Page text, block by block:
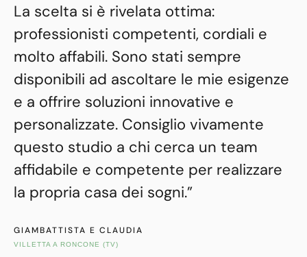
La scelta si è rivelata ottima:
professionisti competenti, cordiali e
molto affabili. Sono stati sempre
disponibili ad ascoltare le mie esigenze
e a offrire soluzioni innovative e
personalizzate. Consiglio vivamente
questo studio a chi cerca un team
affidabile e competente per realizzare
la propria casa dei sogni.”
GIAMBATTISTA E CLAUDIA
VILLETTA A RONCONE (TV)